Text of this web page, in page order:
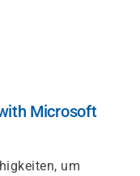
Microsoft
um